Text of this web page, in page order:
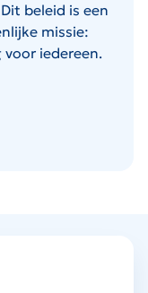
beleid is een
missie:
iedereen.